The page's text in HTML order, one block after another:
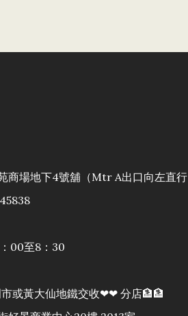
商場地下4號舖（Mtr A出口向左直行
00至8：30
或黃大仙地鐵交收❤❤ 分店🏦🏦